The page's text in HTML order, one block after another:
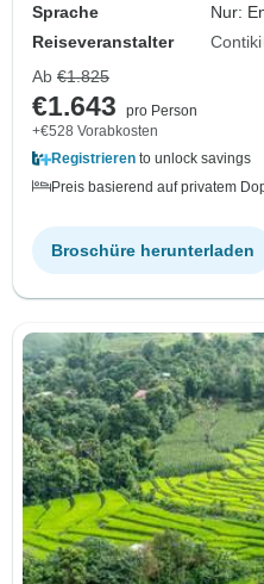
Sprache
Nur:
Reiseveranstalter
Contiki
Ab €1.825
€1.643
pro Person
+€528 Vorabkosten
Registrieren to unlock savings
Preis basierend auf privatem
Broschüre herunterladen